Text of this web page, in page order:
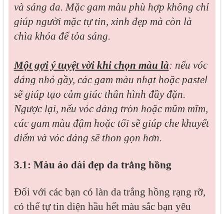
và sáng da. Mặc gam màu phù hợp không chỉ
giúp người mặc tự tin, xinh đẹp mà còn là
chìa khóa để tỏa sáng.
Một gợi ý tuyệt vời khi chọn màu là: nếu vóc
dáng nhỏ gầy, các gam màu nhạt hoặc pastel
sẽ giúp tạo cảm giác thân hình đầy đặn.
Ngược lại, nếu vóc dáng tròn hoặc mũm mĩm,
các gam màu đậm hoặc tối sẽ giúp che khuyết
điểm và vóc dáng sẽ thon gọn hơn.
3.1: Màu áo dài đẹp da trắng hồng
Đối với các bạn có làn da trắng hồng rạng rỡ,
có thể tự tin diện hầu hết màu sắc bạn yêu